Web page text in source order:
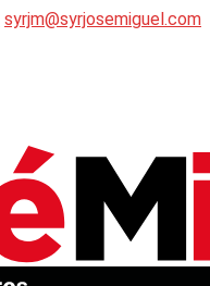
syrjm@syrjosemiguel.com